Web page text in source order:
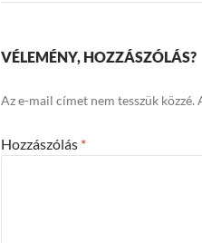
VÉLEMÉNY, HOZZÁSZÓLÁS?
Az e-mail címet nem tesszük közzé.
Hozzászólás *